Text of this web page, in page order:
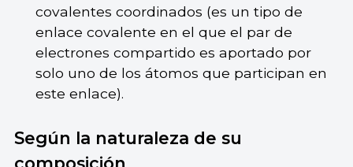
covalentes coordinados (es un tipo de
enlace covalente en el que el par de
electrones compartido es aportado por
solo uno de los átomos que participan en
este enlace).
Según la naturaleza de su
composición